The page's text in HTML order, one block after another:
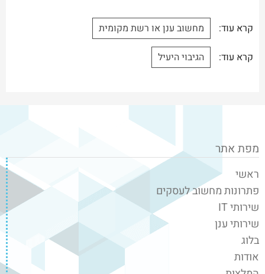
קרא עוד: מחשוב ענן או רשת מקומית
קרא עוד: הגיבוי היעיל
מפת אתר
ראשי
פתרונות מחשוב לעסקים
שירותי IT
שירותי ענן
בלוג
אודות